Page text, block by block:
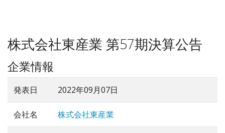
株式会社東産業 第57期決算公告
企業情報
発表日 2022年09月07日
会社名 株式会社東産業